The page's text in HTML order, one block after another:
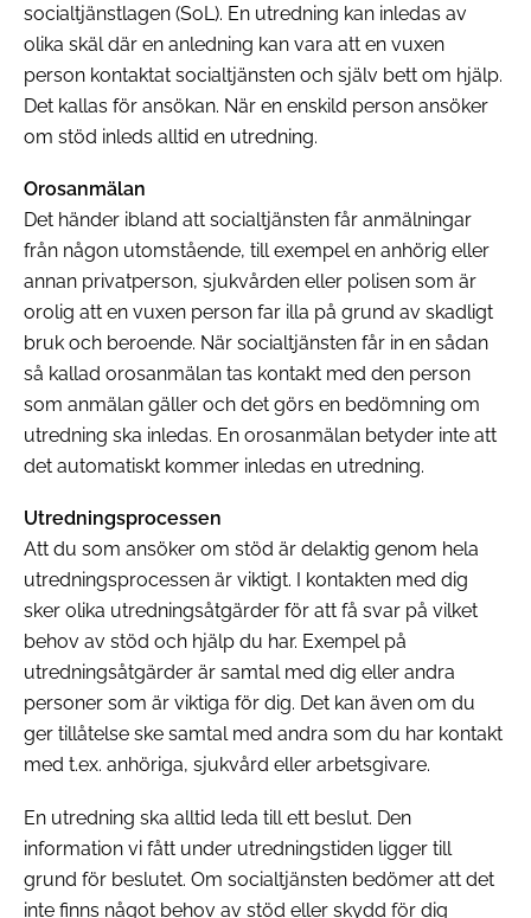
socialtjänstlagen (SoL). En utredning kan inledas av
olika skäl där en anledning kan vara att en vuxen
person kontaktat socialtjänsten och själv bett om hjälp.
Det kallas för ansökan. När en enskild person ansöker
om stöd inleds alltid en utredning.
Orosanmälan
Det händer ibland att socialtjänsten får anmälningar
från någon utomstående, till exempel en anhörig eller
annan privatperson, sjukvården eller polisen som är
orolig att en vuxen person far illa på grund av skadligt
bruk och beroende. När socialtjänsten får in en sådan
så kallad orosanmälan tas kontakt med den person
som anmälan gäller och det görs en bedömning om
utredning ska inledas. En orosanmälan betyder inte att
det automatiskt kommer inledas en utredning.
Utredningsprocessen
Att du som ansöker om stöd är delaktig genom hela
utredningsprocessen är viktigt. I kontakten med dig
sker olika utredningsåtgärder för att få svar på vilket
behov av stöd och hjälp du har. Exempel på
utredningsåtgärder är samtal med dig eller andra
personer som är viktiga för dig. Det kan även om du
ger tillåtelse ske samtal med andra som du har kontakt
med t.ex. anhöriga, sjukvård eller arbetsgivare.
En utredning ska alltid leda till ett beslut. Den
information vi fått under utredningstiden ligger till
grund för beslutet. Om socialtjänsten bedömer att det
inte finns något behov av stöd eller skydd för dig